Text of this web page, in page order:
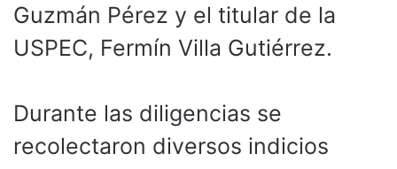
Guzmán Pérez y el titular de la
USPEC, Fermín Villa Gutiérrez.
Durante las diligencias se
recolectaron diversos indicios